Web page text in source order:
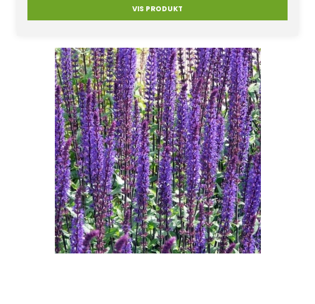
VIS PRODUKT